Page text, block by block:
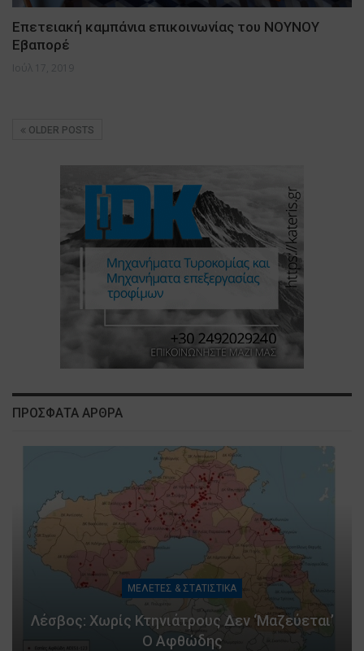
Επετειακή καμπάνια επικοινωνίας του ΝΟΥΝΟΥ
Εβαπορέ
Ιούλ 17, 2019
OLDER POSTS
ΠΡΟΣΦΑΤΑ ΑΡΘΡΑ
ΜΕΛΕΤΕΣ & ΣΤΑΤΙΣΤΙΚΑ
Λέσβος: Χωρίς Κτηνιάτρους Δεν ‘μαζεύεται’
Ο Αφθώδης